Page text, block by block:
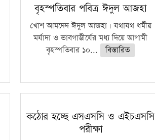
বৃহস্পতিবার পবিত্র ঈদুল আজহা
খোশ আমদেদ ঈদুল আজহা। যথাযথ ধর্মীয়
মর্যাদা ও ভাবগাম্ভীর্যের মধ্য দিয়ে আগামী
বৃহস্পতিবার ১০...
বিস্তারিত
কঠোর হচ্ছে এসএসসি ও এইচএসসি
পরীক্ষা